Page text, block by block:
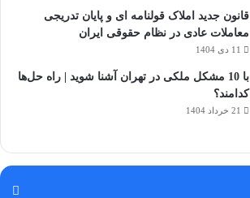
قانون جدید املاک قولنامه ای و پایان تدریجی
معاملات عادی در نظام حقوقی ایران
11 دی 1404
با 10 مشکل ملکی در تهران آشنا شوید | راه حل‌ها
کدامند؟
21 خرداد 1404